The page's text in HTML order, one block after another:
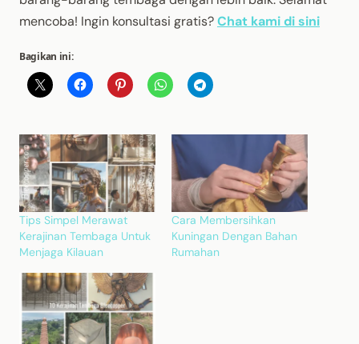
mencoba! Ingin konsultasi gratis?Chat kami di sini
Bagikan ini:
Tips Simpel Merawat
Kerajinan Tembaga Untuk
Menjaga Kilauan
Cara Membersihkan
Kuningan Dengan Bahan
Rumahan